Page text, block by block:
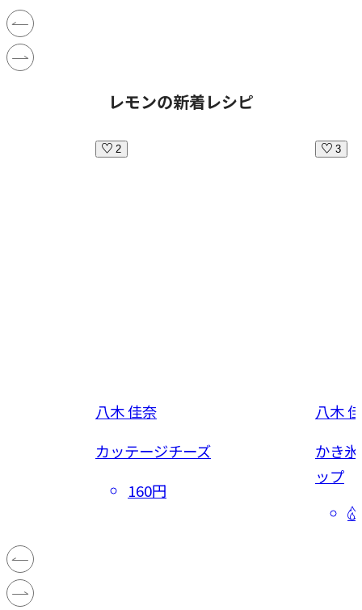
レモンの新着レシピ
2
八木 佳奈
カッテージチーズ
160円
3
八木
かき
ップ